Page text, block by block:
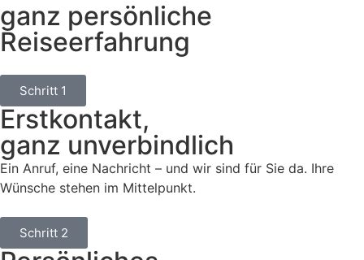
ganz persönliche
Reiseerfahrung
Schritt 1
Erstkontakt,
ganz unverbindlich
Ein Anruf, eine Nachricht – und wir sind für Sie da. Ihre
Wünsche stehen im Mittelpunkt.
Schritt 2